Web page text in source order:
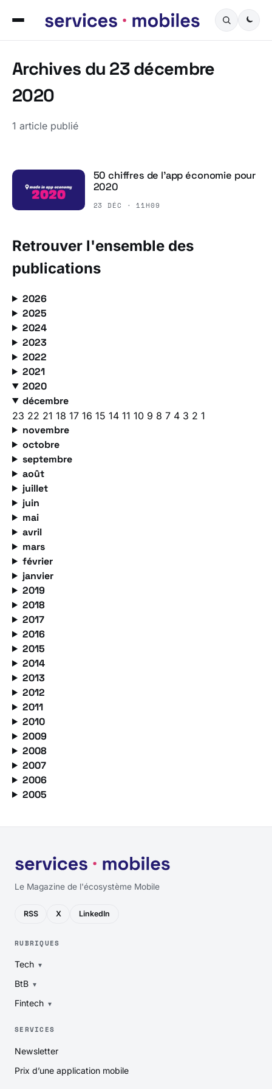
Archives du 23 décembre
2020
1 article publié
50 chiffres de l’app économie pour
2020
23 DÉC · 11H09
Retrouver l'ensemble des
publications
2026
2025
2024
2023
2022
2021
2020
décembre
23 22 21 18 17 16 15 14 11 10 9 8 7 4 3 2 1
novembre
octobre
septembre
août
juillet
juin
mai
avril
mars
février
janvier
2019
2018
2017
2016
2015
2014
2013
2012
2011
2010
2009
2008
2007
2006
2005
Le Magazine de l'écosystème Mobile
RSS X LinkedIn
RUBRIQUES
Tech
BtB
Fintech
SERVICES
Newsletter
Prix d’une application mobile